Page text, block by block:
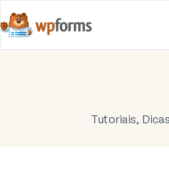
Tutoriais,